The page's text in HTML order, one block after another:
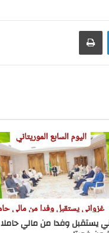
لينكدإن
يستقبل وفدا من مالي حاملا